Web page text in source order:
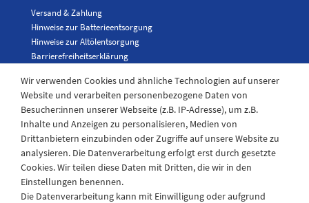
Versand & Zahlung
Hinweise zur Batterieentsorgung
Hinweise zur Altölentsorgung
Barrierefreiheitserklärung
Kontakt
Kontaktformular
Telefon: 04943-910921
Wir verwenden Cookies und ähnliche Technologien auf unserer
Website und verarbeiten personenbezogene Daten von
Besucher:innen unserer Webseite (z.B. IP-Adresse), um z.B.
Inhalte und Anzeigen zu personalisieren, Medien von
Drittanbietern einzubinden oder Zugriffe auf unsere Website zu
analysieren. Die Datenverarbeitung erfolgt erst durch gesetzte
Cookies. Wir teilen diese Daten mit Dritten, die wir in den
Einstellungen benennen.
Die Datenverarbeitung kann mit Einwilligung oder aufgrund